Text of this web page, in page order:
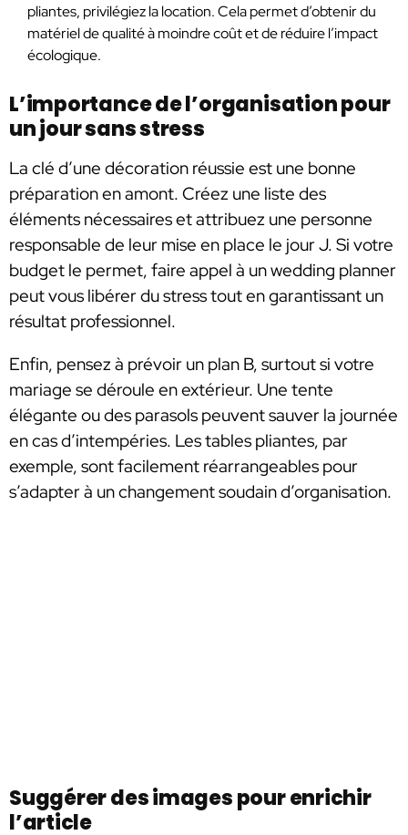
pliantes, privilégiez la location. Cela permet d’obtenir du
matériel de qualité à moindre coût et de réduire l’impact
écologique.
L’importance de l’organisation pour
un jour sans stress
La clé d’une décoration réussie est une bonne
préparation en amont. Créez une liste des
éléments nécessaires et attribuez une personne
responsable de leur mise en place le jour J. Si votre
budget le permet, faire appel à un wedding planner
peut vous libérer du stress tout en garantissant un
résultat professionnel.
Enfin, pensez à prévoir un plan B, surtout si votre
mariage se déroule en extérieur. Une tente
élégante ou des parasols peuvent sauver la journée
en cas d’intempéries. Les tables pliantes, par
exemple, sont facilement réarrangeables pour
s’adapter à un changement soudain d’organisation.
Suggérer des images pour enrichir
l’article